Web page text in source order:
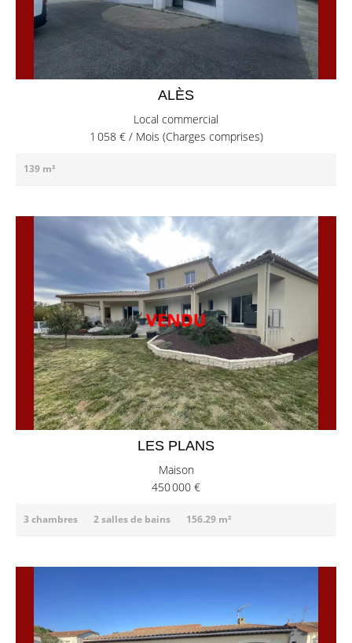
ALÈS
Local commercial
1 058 € / Mois (Charges comprises)
139 m²
LES PLANS
Maison
450 000 €
3 chambres 2 salles de bains 156.29 m²